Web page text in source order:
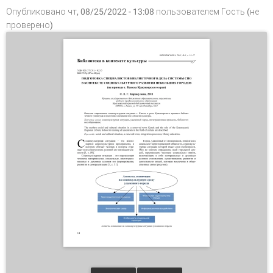
Опубликовано чт, 08/25/2022 - 13:08 пользователем Гость (не
проверено)